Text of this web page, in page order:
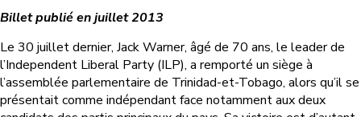
Billet publié en juillet 2013
Le 30 juillet dernier, Jack Warner, âgé de 70 ans, le leader de
l’Independent Liberal Party (ILP), a remporté un siège à
l’assemblée parlementaire de Trinidad-et-Tobago, alors qu’il se
présentait comme indépendant face notamment aux deux